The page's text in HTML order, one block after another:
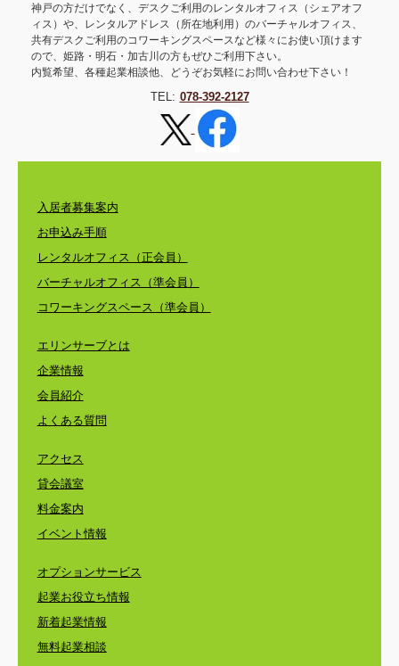
神戸の方だけでなく、デスクご利用のレンタルオフィス（シェアオフ
ィス）や、レンタルアドレス（所在地利用）のバーチャルオフィス、
共有デスクご利用のコワーキングスペースなど様々にお使い頂けます
ので、姫路・明石・加古川の方もぜひご利用下さい。
内覧希望、各種起業相談他、どうぞお気軽にお問い合わせ下さい！
TEL: 078-392-2127
入居者募集案内
お申込み手順
レンタルオフィス（正会員）
バーチャルオフィス（準会員）
コワーキングスペース（準会員）
エリンサーブとは
企業情報
会員紹介
よくある質問
アクセス
貸会議室
料金案内
イベント情報
オプションサービス
起業お役立ち情報
新着起業情報
無料起業相談